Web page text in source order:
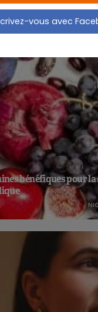
bénéfiques pour la
vous avec